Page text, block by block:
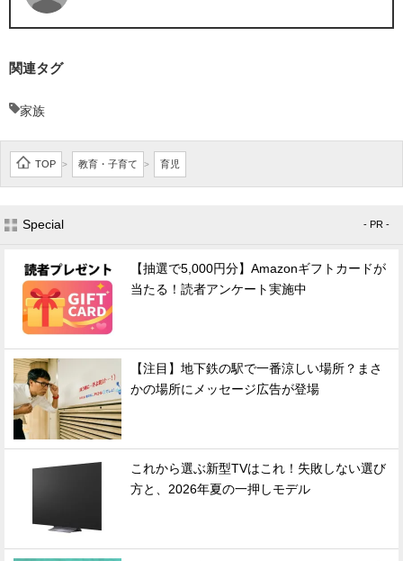
関連タグ
家族
TOP > 教育・子育て > 育児
Special - PR -
【抽選で5,000円分】Amazonギフトカードが
当たる！読者アンケート実施中
【注目】地下鉄の駅で一番涼しい場所？まさ
かの場所にメッセージ広告が登場
これから選ぶ新型TVはこれ！失敗しない選び
方と、2026年夏の一押しモデル